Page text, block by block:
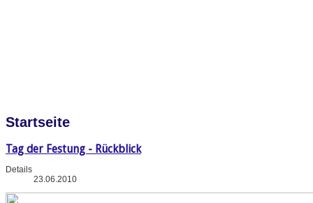
Startseite
Tag der Festung - Rückblick
Details
23.06.2010